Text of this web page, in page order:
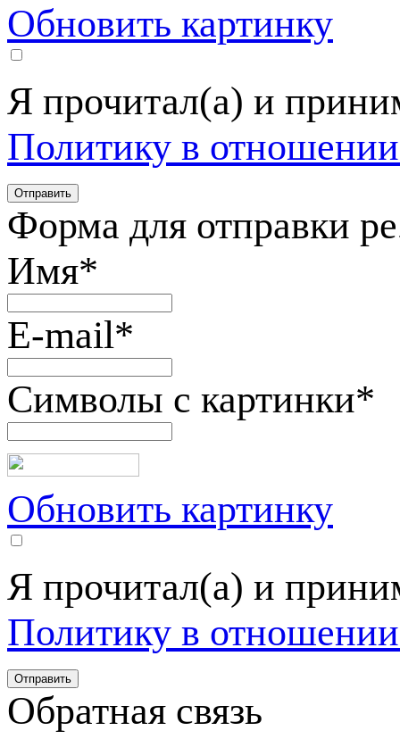
Обновить картинку
Я прочитал(а) и
Политику в
Форма для отправки
Имя*
E-mail*
Символы с картинки*
Обновить картинку
Я прочитал(а) и
Политику в
Обратная связь